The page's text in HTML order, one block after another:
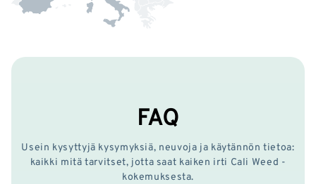
FAQ
Usein kysyttyjä kysymyksiä, neuvoja ja käytännön tietoa:
kaikki mitä tarvitset, jotta saat kaiken irti Cali Weed -
kokemuksesta.